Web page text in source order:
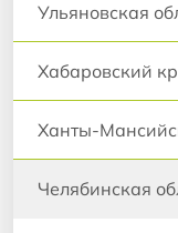
Ульяновская
Хабаровский
Ханты-
Челябинская